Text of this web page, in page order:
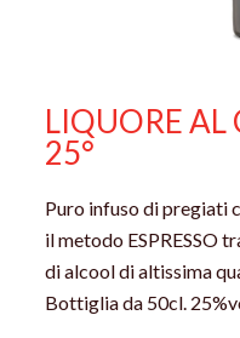
LIQUORE AL
25°
Puro infuso di pregiati
il metodo ESPRESSO
di alcool di altissima
Bottiglia da 50cl.